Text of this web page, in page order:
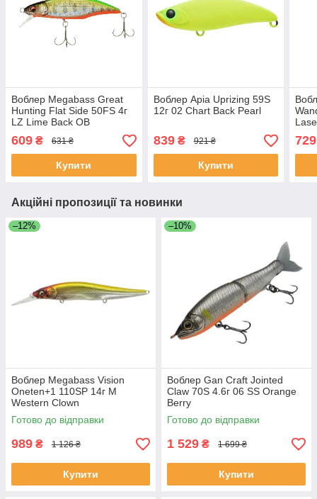
Воблер Megabass Great
Hunting Flat Side 50FS 4г
LZ Lime Back OB
609 ₴ 631 ₴
Купити
Воблер Apia Uprizing 59S
12г 02 Chart Back Pearl
839₴ 921 ₴
Купити
729
Акційні пропозиції та новинки
–12%
Воблер Megabass Vision
Oneten+1 110SP 14г M
Western Clown
Готово до відправки
989 ₴ 1 126 ₴
Купити
–10%
Воблер Gan Craft Jointed
Claw 70S 4.6г 06 SS Orange
Berry
Готово до відправки
1 529 ₴ 1 699 ₴
Купити